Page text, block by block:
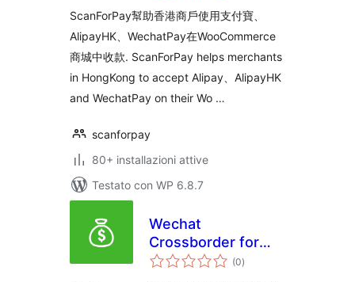
for WooCommerce
ScanForPay幫助香港商戶使用支付寶、
AlipayHK、WechatPay在WooCommerce
商城中收款. ScanForPay helps merchants
in HongKong to accept Alipay、AlipayHK
and WechatPay on their Wo …
scanforpay
80+ installazioni attive
Testato con WP 6.8.7
Wechat
Crossborder for
WooCommerce
(0valutazioni
totali
)